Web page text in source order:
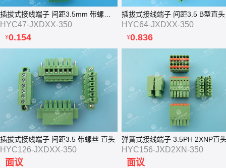
HYC47-JXDXX-350
¥0.154
插拔式接线端子 间距3.5 B型直头
HYC64-JXDXX-350
¥0.836
插拔式接线端子 间距3.5 带螺丝 直头
HYC126-JXDXX-350
面议
弹簧式接线端子 3.5PH 2XNP直
HYC156-JXD2XN-350
面议